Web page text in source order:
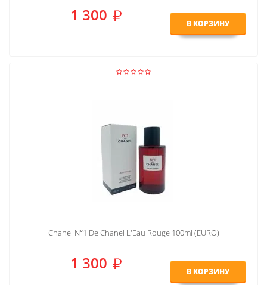
1 300 В КОРЗИНУ
Chanel N°1 De Chanel L'Eau Rouge 100ml (EURO)
1 300 В КОРЗИНУ